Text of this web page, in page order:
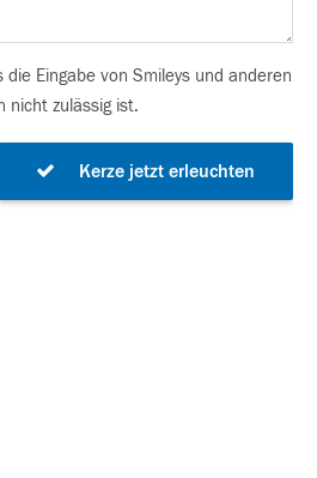
Eingabe von Smileys und anderen
nicht zulässig ist.
Kerze jetzt erleuchten